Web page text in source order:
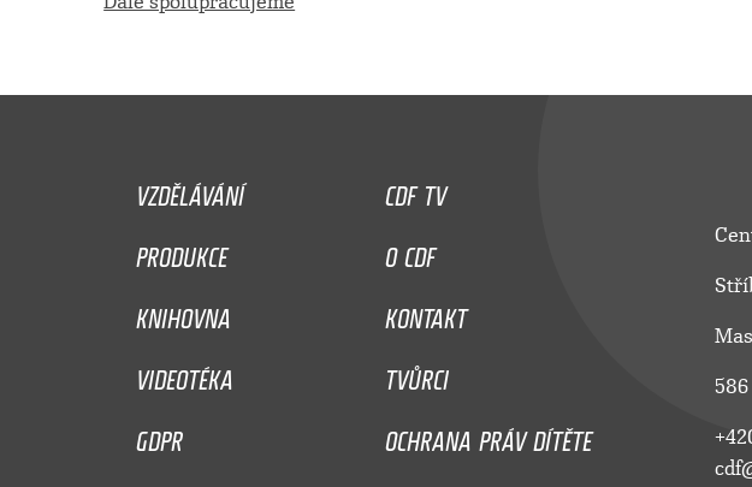
VZDĚLÁVÁNÍ
CDF TV
PRODUKCE
O CDF
KNIHOVNA
KONTAKT
VIDEOTÉKA
TVŮRCI
GDPR
OCHRANA PRÁV DÍTĚTE
586